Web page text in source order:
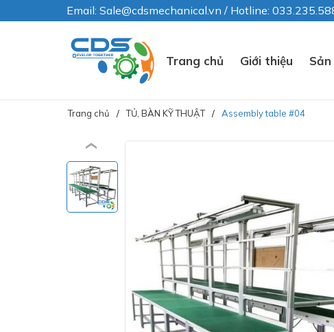
Email: Sale@cdsmechanical.vn / Hotline:
Trang chủ Giới thiệu
Trang chủ TỦ, BÀN KỸ THUẬT Assembly table #04